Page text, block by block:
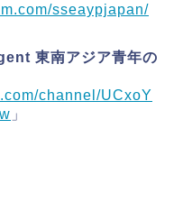
sseaypjapan/
東南アジア青年の
channel/UCxoY
」